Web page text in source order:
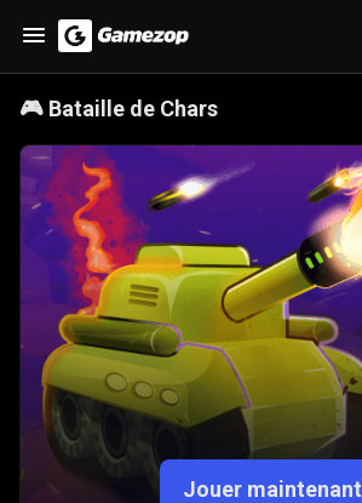
🎮 Bataille de Chars
Jouer maintenant